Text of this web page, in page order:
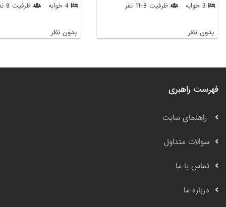
3 خوابه ظرفیت 8-11 نفر
بدون نظر
4 خوابه ظرفیت 8 نفر
بدون نظر
فهرست راهبری
راهنمای سایت
سوالات متداول
تماس با ما
درباره ما